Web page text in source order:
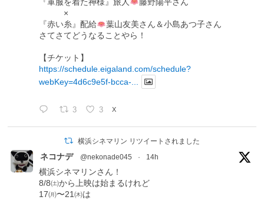
×
『赤い糸』配給
葉山友美さん＆小島あつ子さん
さてさてどうなることやら！
【チケット】
https://schedule.eigaland.com/schedule?
webKey=4d6c9e5f-bcca-...
3 3 X
横浜シネマリン リツイートされました
ネコナデ @nekonade045 · 14h
横浜シネマリンさん！
8/8㈯から上映は始まるけれど
17㈪〜21㈭は